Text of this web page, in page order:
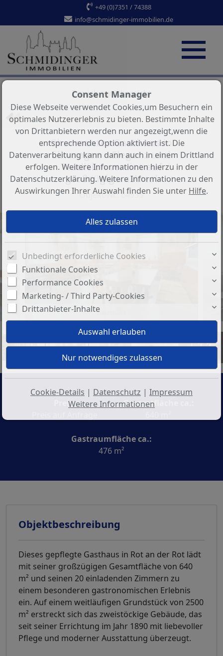
+49 (0)7351 / 74388
info@schmidinger-immobilien.de
Zurück zur Übersicht
Charmantes Gasthaus in
Ellwangen – Eleganz und
Tradition vereint auf
großzügigem Areal
Objekt-Nr.: 04935
Gaststube
+11
Preis:
Gesamtfläche ca.:
Gastraumfläche ca.:
476 m²
Objektbeschreibung
Dieses gepflegte Gasthaus in Rot an der Rot lädt
mit seiner großzügigen Gesamtfläche von 640
m² und seinen 20 einladenden Zimmern zu
einem besonderen gastronomischen Erlebnis
ein. Auf einem weitläufigen Grundstück von 2500
m² erstreckt sich das zweistöckige Gebäude, das
seit seiner Errichtung im Jahr 1890 mit liebevoller
Pflege und moderner Ausstattung überzeugt.
Consent Manager
Diese Webseite verwendet Cookies,um Besuchern ein
optimales Nutzererlebnis zu bieten. Bestimmte Inhalte
von Drittanbietern werden nur angezeigt,wenn die
entsprechende Option aktiviert ist. Die
Datenverarbeitung kann dann auch in einem Drittland
erfolgen. Weitere Informationen hierzu in der
Datenschutzerklärung. Weitere Informationen zu den
Auswirkungen Ihrer Auswahl finden Sie unter Hilfe.
Unbedingt erforderliche Cookies
Funktionale Cookies
Performance Cookies
Marketing- / Third Party-Cookies
Drittanbieter-Inhalte
Cookie-Details | Datenschutz | Impressum
Weitere Informationen